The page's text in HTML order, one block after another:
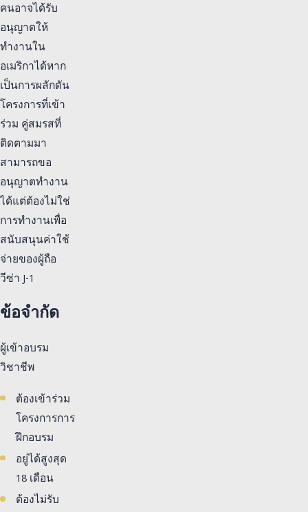
คนอาจได้รับ
อนุญาตให้
ทำงานใน
อเมริกาได้หาก
เป็นการผลักดัน
โครงการที่เข้า
ร่วม คู่สมรสที่
ติดตามมา
สามารถขอ
อนุญาตทำงาน
ได้แต่ต้องไม่ใช่
การทำงานเพื่อ
สนับสนุนค่าใช้
จ่ายของผู้ถือ
วีซ่า J-1
ข้อจำกัด
ผู้เข้าอบรม
วิชาชีพ
ต้องเข้าร่วม
โครงการการ
ฝึกอบรม
อยู่ได้สูงสุด
18 เดือน
ต้องไม่รับ